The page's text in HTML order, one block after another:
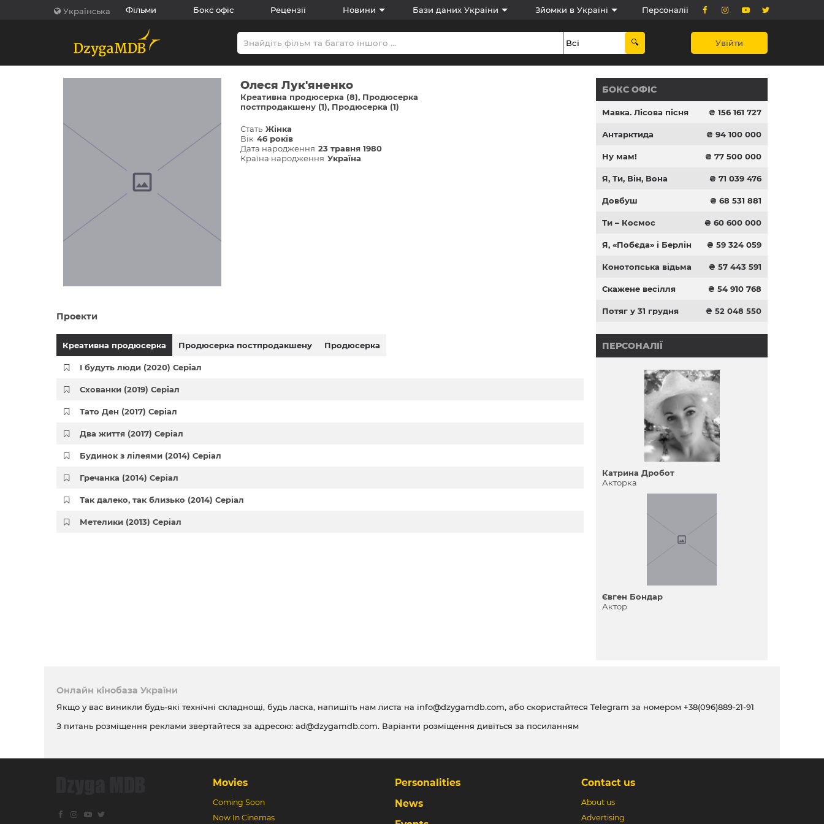
Українська Фільми Бокс офіс Рецензії Новини Бази даних України Зйомки в Україні Персоналії
Увійти
Олеся Лук'яненко
Креативна продюсерка (8) Продюсерка
постпродакшену (1) Продюсерка (1)
Стать Жінка
Вік 46 років
Дата народження 23 травня 1980
Країна народження Україна
Проекти
Креативна продюсерка Продюсерка постпродакшену Продюсерка
І будуть люди (2020) Серіал
Схованки (2019) Серіал
Тато Ден (2017) Серіал
Два життя (2017) Серіал
Будинок з лілеями (2014) Серіал
Гречанка (2014) Серіал
Так далеко, так близько (2014) Серіал
Метелики (2013) Серіал
БОКС ОФІС
Мавка. Лісова пісня ₴ 156 161 727
Антарктида ₴ 94 100 000
Ну мам! ₴ 77 500 000
Я, Ти, Він, Вона ₴ 71 039 476
Довбуш ₴ 68 531 881
Ти – Космос ₴ 60 600 000
Я, «Побєда» і Берлін ₴ 59 324 059
Конотопська відьма ₴ 57 443 591
Скажене весілля ₴ 54 910 768
Потяг у 31 грудня ₴ 52 048 550
ПЕРСОНАЛІЇ
Катрина Дробот
Акторка
Євген Бондар
Актор
Онлайн кінобаза України
Якщо у вас виникли будь-які технічні складнощі, будь ласка, напишіть нам листа на info@dzygamdb.com, або скористайтеся Telegram за номером +38(096)889-21-91
З питань розміщення реклами звертайтеся за адресою: ad@dzygamdb.com. Варіанти розміщення дивіться за посиланням
Movies
Coming Soon
Now In Cinemas
Personalities
News
Contact us
About us
Advertising